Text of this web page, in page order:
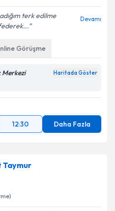
terk edilme
Devamı
Görüşme
Merkezi Haritada Göster
12:30 Daha Fazla
Taymur